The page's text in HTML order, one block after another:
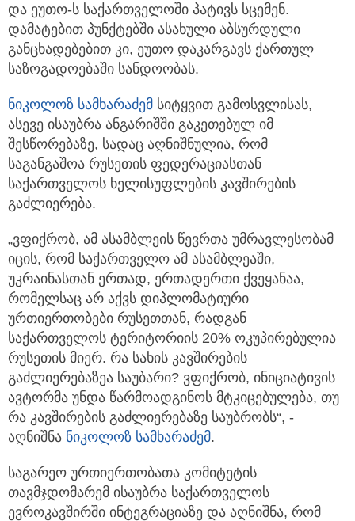
და ეუთო-ს საქართველოში პატივს სცემენ.
დამატებით პუნქტებში ასახული აბსურდული
განცხადებებით კი, ეუთო დაკარგავს ქართულ
საზოგადოებაში სანდოობას.
ნიკოლოზ სამხარაძემ სიტყვით გამოსვლისას,
ასევე ისაუბრა ანგარიშში გაკეთებულ იმ
შესწორებაზე, სადაც აღნიშნულია, რომ
საგანგაშოა რუსეთის ფედერაციასთან
საქართველოს ხელისუფლების კავშირების
გაძლიერება.
„ვფიქრობ, ამ ასამბლეის წევრთა უმრავლესობამ
იცის, რომ საქართველო ამ ასამბლეაში,
უკრაინასთან ერთად, ერთადერთი ქვეყანაა,
რომელსაც არ აქვს დიპლომატიური
ურთიერთობები რუსეთთან, რადგან
საქართველოს ტერიტორიის 20% ოკუპირებულია
რუსეთის მიერ. რა სახის კავშირების
გაძლიერებაზეა საუბარი? ვფიქრობ, ინიციატივის
ავტორმა უნდა წარმოადგინოს მტკიცებულება, თუ
რა კავშირების გაძლიერებაზე საუბრობს“, -
აღნიშნა ნიკოლოზ სამხარაძემ.
საგარეო ურთიერთობათა კომიტეტის
თავმჯდომარემ ისაუბრა საქართველოს
ევროკავშირში ინტეგრაციაზე და აღნიშნა, რომ